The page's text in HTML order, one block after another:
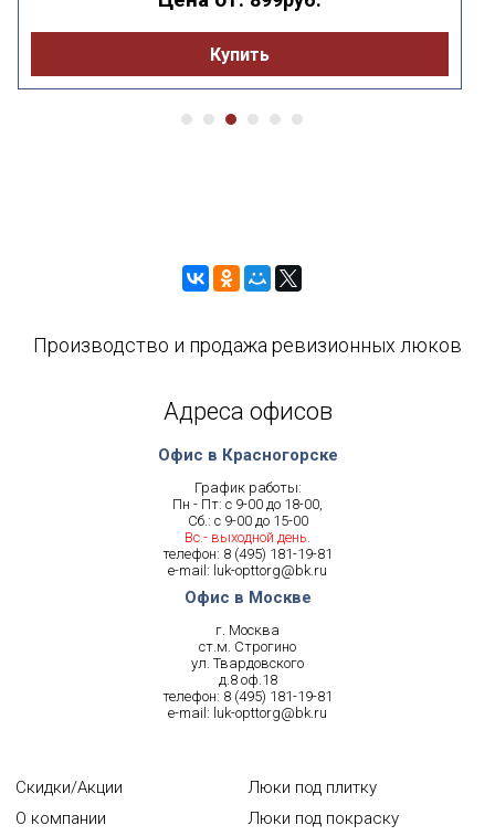
Купить
Производство и продажа ревизионных люков
Адреса офисов
Офис в Красногорске
График работы:
Пн - Пт: с 9-00 до 18-00,
Сб.: с 9-00 до 15-00
Вс.- выходной день.
телефон: 8 (495) 181-19-81
e-mail: luk-opttorg@bk.ru
Офис в Москве
г. Москва
ст.м. Строгино
ул. Твардовского
д.8 оф.18
телефон: 8 (495) 181-19-81
e-mail: luk-opttorg@bk.ru
Скидки/Акции
О компании
Люки под плитку
Люки под покраску